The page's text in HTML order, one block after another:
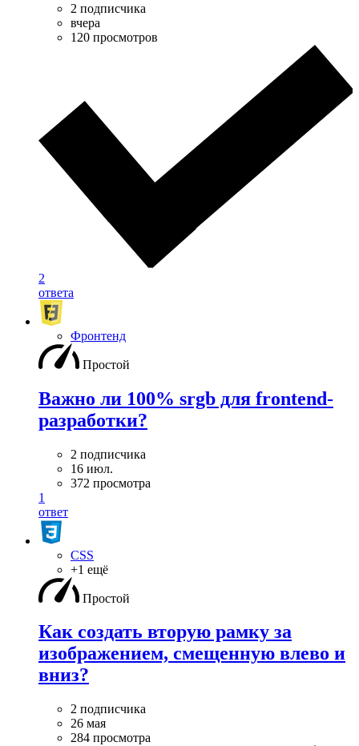
2 подписчика
вчера
120 просмотров
2
ответа
Фронтенд
Простой
Важно ли 100% srgb для frontend-
разработки?
2 подписчика
16 июл.
372 просмотра
1
ответ
CSS
+1 ещё
Простой
Как создать вторую рамку за
изображением, смещенную влево и
вниз?
2 подписчика
26 мая
284 просмотра